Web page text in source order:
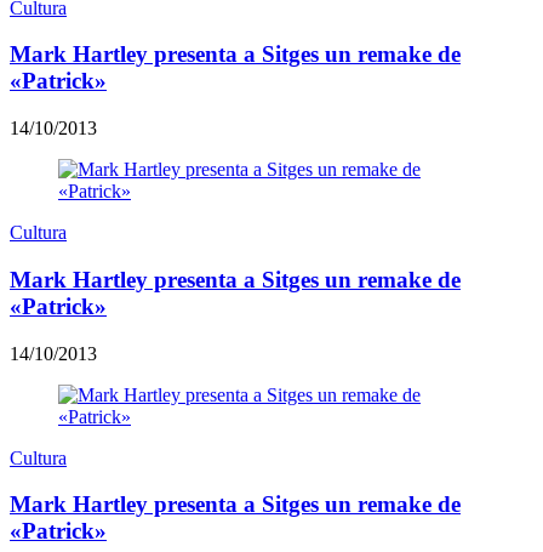
Cultura
Mark Hartley presenta a Sitges un remake de
«Patrick»
14/10/2013
Cultura
Mark Hartley presenta a Sitges un remake de
«Patrick»
14/10/2013
Cultura
Mark Hartley presenta a Sitges un remake de
«Patrick»